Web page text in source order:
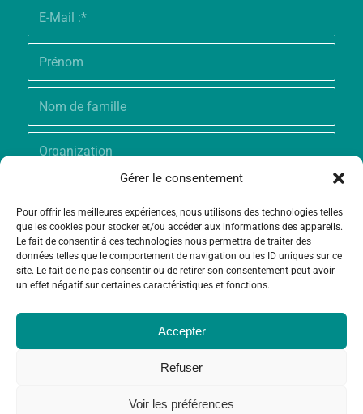
Gérer le consentement
Pour offrir les meilleures expériences, nous utilisons des technologies telles
que les cookies pour stocker et/ou accéder aux informations des appareils.
Le fait de consentir à ces technologies nous permettra de traiter des
données telles que le comportement de navigation ou les ID uniques sur ce
site. Le fait de ne pas consentir ou de retirer son consentement peut avoir
un effet négatif sur certaines caractéristiques et fonctions.
Accepter
Refuser
Voir les préférences
© Copyright - Fondation Grameen Crédit-Agricole |Création site